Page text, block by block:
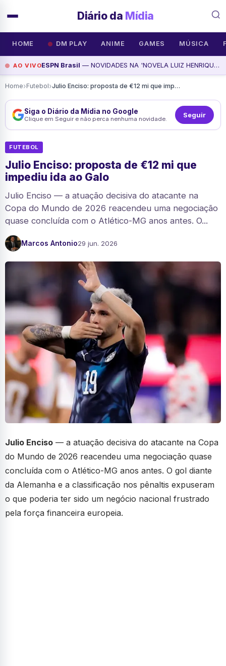
Diário da Mídia
HOME DM PLAY ANIME GAMES MÚSICA
AO VIVOESPN Brasil — NOVIDADES NA 'NOVELA LUIZ HENRIQUE E FLAMENGO' | VASCO ATIVO NO MERCADO | O FUTURO DE FABINHO, assista agora
Home›Futebol› Julio Enciso: proposta de €12 mi que impediu ida ao Galo
Siga o Diário da Mídia no Google
Clique em Seguir e não perca nenhuma novidade. Seguir
FUTEBOL
Julio Enciso: proposta de €12 mi que
impediu ida ao Galo
Julio Enciso — a atuação decisiva do atacante na
Copa do Mundo de 2026 reacendeu uma negociação
quase concluída com o Atlético-MG anos antes. O...
Marcos Antonio29 jun. 2026
Julio Enciso — a atuação decisiva do atacante na Copa
do Mundo de 2026 reacendeu uma negociação quase
concluída com o Atlético-MG anos antes. O gol diante
da Alemanha e a classificação nos pênaltis expuseram
o que poderia ter sido um negócio nacional frustrado
pela força financeira europeia.